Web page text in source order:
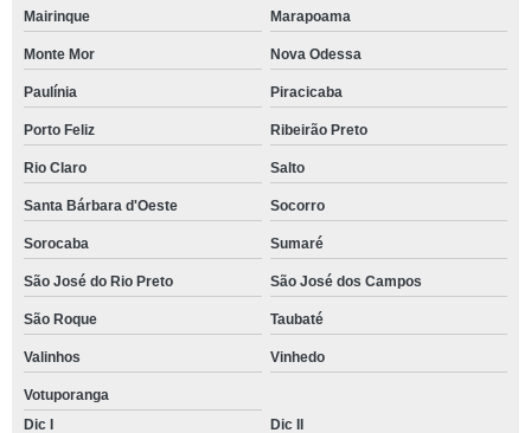
Mairinque Marapoama
Monte Mor Nova Odessa
Paulínia Piracicaba
Porto Feliz Ribeirão Preto
Rio Claro Salto
Santa Bárbara d'Oeste Socorro
Sorocaba Sumaré
São José do Rio Preto São José dos Campos
São Roque Taubaté
Valinhos Vinhedo
Votuporanga
Dic I
Dic II